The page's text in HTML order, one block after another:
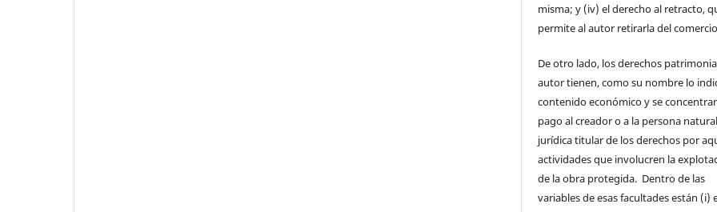
misma; y (iv) el derecho al retracto,
permite al autor retirarla del
De otro lado, los derechos
autor tienen, como su nombre lo
contenido económico y se
pago al creador o a la persona
jurídica titular de los derechos por
actividades que involucren la
de la obra protegida. Dentro de las
variables de esas facultades están (i)